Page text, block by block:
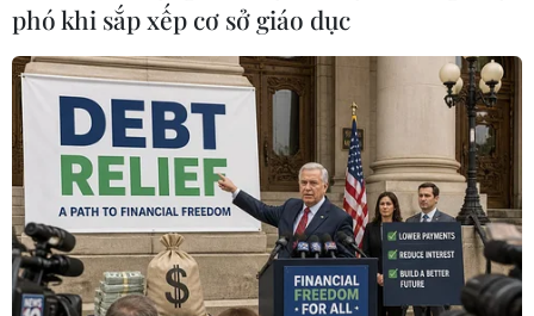
#Zite #iPhone #Android #Ứng dụng
Theo dõi VietnamPlus
phó khi sắp xếp cơ sở giáo dục